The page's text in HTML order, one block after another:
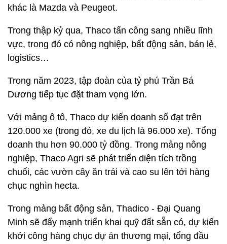
khác là Mazda và Peugeot.
Trong thập kỷ qua, Thaco tấn công sang nhiều lĩnh
vực, trong đó có nông nghiệp, bất động sản, bán lẻ,
logistics…
Trong năm 2023, tập đoàn của tỷ phú Trần Bá
Dương tiếp tục đặt tham vọng lớn.
Với mảng ô tô, Thaco dự kiến doanh số đạt trên
120.000 xe (trong đó, xe du lịch là 96.000 xe). Tổng
doanh thu hơn 90.000 tỷ đồng. Trong mảng nông
nghiệp, Thaco Agri sẽ phát triển diện tích trồng
chuối, các vườn cây ăn trái và cao su lên tới hàng
chục nghìn hecta.
Trong mảng bất động sản, Thadico - Đại Quang
Minh sẽ đẩy mạnh triển khai quỹ đất sẵn có, dự kiến
khởi công hàng chục dự án thương mại, tổng đầu